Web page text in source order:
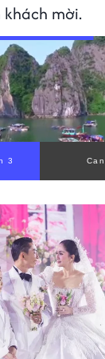
mời.